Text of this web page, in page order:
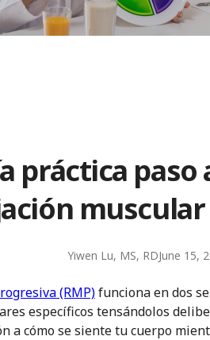
práctica paso
Yiwen Lu, MS, RDJune 15,
(RMP)funciona en dos
específicos tensándolos
a cómo se siente tu cuerpo